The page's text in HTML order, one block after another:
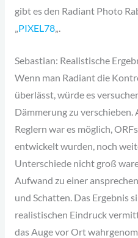
gibt es den Radiant Photo
„PIXEL78„.
Sebastian: Realistische
Wenn man Radiant die
überlässt, würde es
Dämmerung zu verschieben.
Reglern war es möglich,
entwickelt wurden, noch
Unterschiede nicht groß
Aufwand zu einer
und Schatten. Das Ergebnis
realistischen Eindruck
das Auge vor Ort